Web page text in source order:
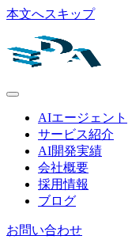
本文へスキップ
AIエージェント
サービス紹介
AI開発実績
会社概要
採用情報
ブログ
お問い合わせ